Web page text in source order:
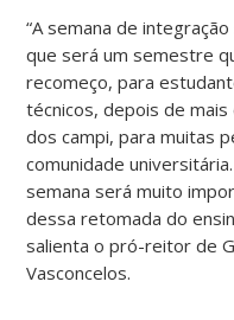
“A semana de
que será um semestre
recomeço, para
técnicos, depois de
dos campi, para muitas
comunidade
semana será muito
dessa retomada do
salienta o pró-reitor de
Vasconcelos.